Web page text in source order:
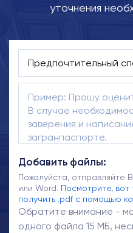
уточнения
Добавить файлы:
Пожалуйста,
или Word. Посмотрите,
получить .pdf с помощью
Обратите внимание -
одного файла 15 МБ,